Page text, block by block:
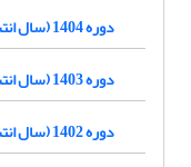
دوره 1404 (سال انتشار 1404)
دوره 1403 (سال انتشار 1403)
دوره 1402 (سال انتشار 1402)